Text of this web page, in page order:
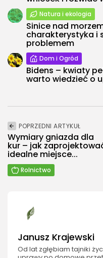
Natura i ekologia
Sinice nad
charakterystyka i
problemem
Dom i Ogród
Bidens – kwiaty
warto wiedzieć o
POPRZEDNI ARTYKUŁ
Wymiary gniazda dla
kur – jak
idealne miejsce...
Rolnictwo
Janusz Krajewski
Od lat zgłębiam tajniki